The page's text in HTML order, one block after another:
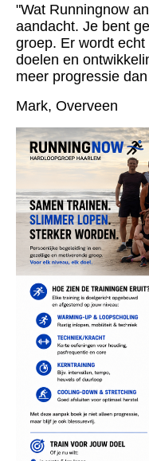
"Wat Runningnow
aandacht. Je bent
groep. Er wordt
doelen en
meer progressie
Mark, Overveen